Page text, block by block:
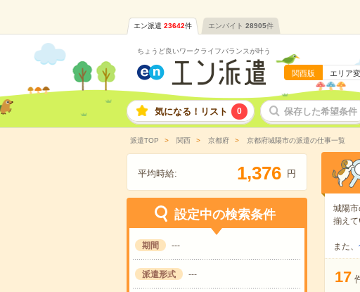
エン派遣 23642件 エンバイト 28905件
ちょうど良いワークライフバランスが叶う
関西版 エリア
気になる！リスト 0 保存した希望条件
派遣TOP 関西 京都府 京都府城陽市の派遣の仕事一覧
平均時給: 1,376 円
設定中の検索条件
期間 ---
派遣形式 ---
城陽市
揃えて
また、
17